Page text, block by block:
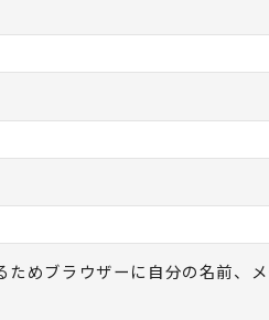
めブラウザーに自分の名前、